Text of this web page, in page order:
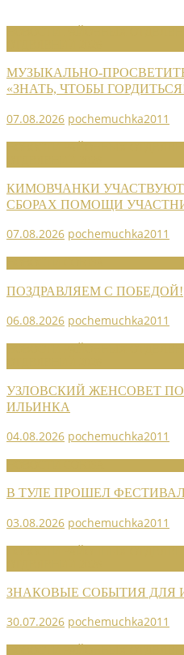
МУЗЫКАЛЬНО-
«ЗНАТЬ, ЧТОБЫ
07.08.2026 pochemuchka2011
КИМОВЧАНКИ
СБОРАХ ПОМОЩИ
07.08.2026 pochemuchka2011
ПОЗДРАВЛЯЕМ С ПОБЕДОЙ!
06.08.2026 pochemuchka2011
УЗЛОВСКИЙ ЖЕНСОВЕТ
ИЛЬИНКА
04.08.2026 pochemuchka2011
В ТУЛЕ ПРОШЕЛ
03.08.2026 pochemuchka2011
ЗНАКОВЫЕ СОБЫТИЯ ДЛЯ
30.07.2026 pochemuchka2011